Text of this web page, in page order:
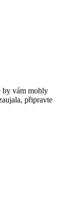
by vám mohly
připravte